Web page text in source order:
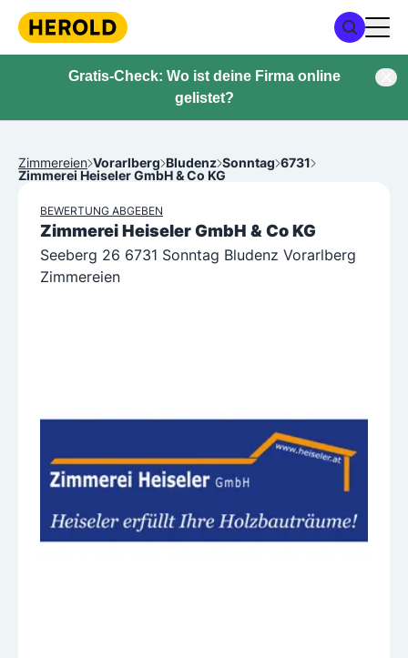
Gratis-Check: Wo ist deine Firma online
gelistet?
Zimmereien Vorarlberg Bludenz Sonntag 6731
Zimmerei Heiseler GmbH & Co KG
BEWERTUNG ABGEBEN
Zimmerei Heiseler GmbH & Co KG
Seeberg 26 6731 Sonntag Bludenz Vorarlberg
Zimmereien